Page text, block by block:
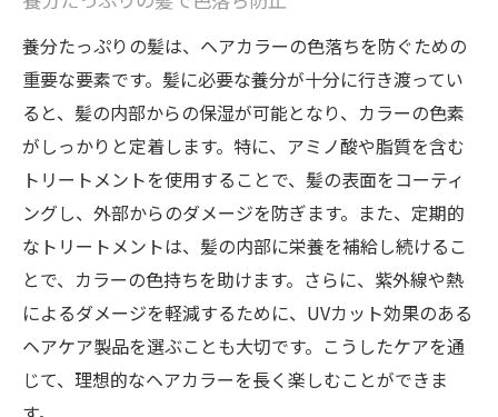
養分たっぷりの髪は、ヘアカラーの色落ちを防ぐための
重要な要素です。髪に必要な養分が十分に行き渡ってい
ると、髪の内部からの保湿が可能となり、カラーの色素
がしっかりと定着します。特に、アミノ酸や脂質を含む
トリートメントを使用することで、髪の表面をコーティ
ングし、外部からのダメージを防ぎます。また、定期的
なトリートメントは、髪の内部に栄養を補給し続けるこ
とで、カラーの色持ちを助けます。さらに、紫外線や熱
によるダメージを軽減するために、UVカット効果のある
ヘアケア製品を選ぶことも大切です。こうしたケアを通
じて、理想的なヘアカラーを長く楽しむことができま